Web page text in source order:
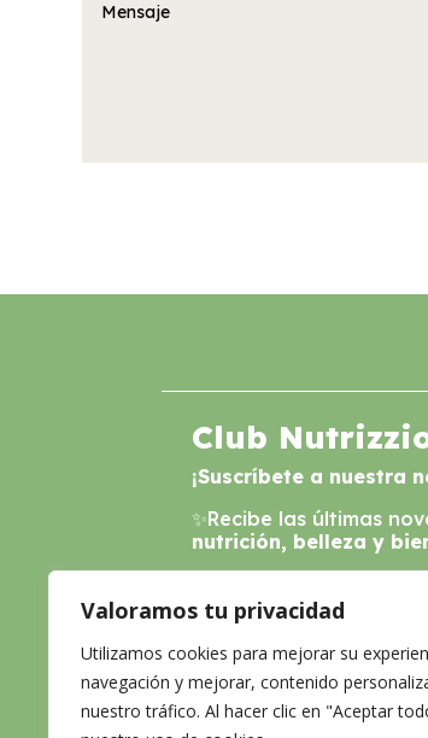
Valoramos tu privacidad
Utilizamos cookies para mejorar su
navegación y mejorar, contenido
nuestro tráfico. Al hacer clic en "Aceptar
Club
¡Suscríbete a nuestra
✨Recibe las últimas
nutrición, belleza y
✨Además, disfruta de
de tu plan nutricional
Nutrizzion